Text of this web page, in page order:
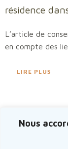
Nous
résidence
L’article de
en compte des
LIRE PLUS
Posts